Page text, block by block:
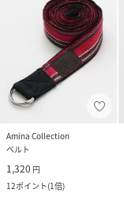
Amina Collection
ベルト
1,320 円
12ポイント(1倍)